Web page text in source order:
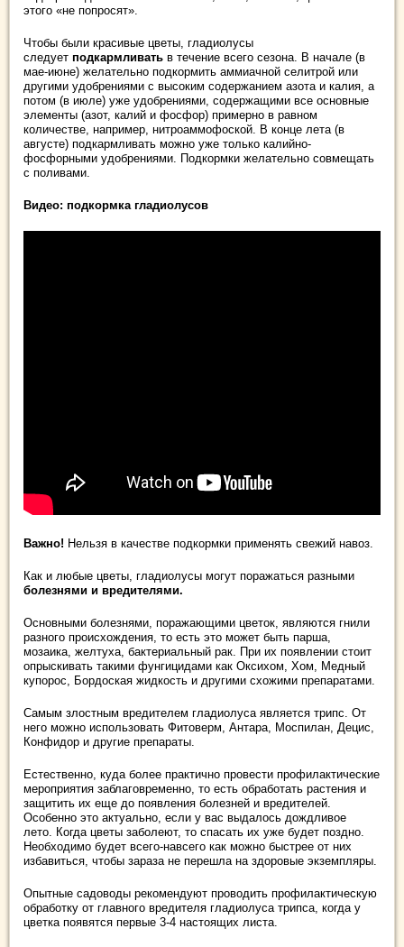
этого «не попросят».
Чтобы были красивые цветы, гладиолусы
следует подкармливать в течение всего сезона. В начале (в
мае-июне) желательно подкормить аммиачной селитрой или
другими удобрениями с высоким содержанием азота и калия, а
потом (в июле) уже удобрениями, содержащими все основные
элементы (азот, калий и фосфор) примерно в равном
количестве, например, нитроаммофоской. В конце лета (в
августе) подкармливать можно уже только калийно-
фосфорными удобрениями. Подкормки желательно совмещать
с поливами.
Видео: подкормка гладиолусов
Важно! Нельзя в качестве подкормки применять свежий навоз.
Как и любые цветы, гладиолусы могут поражаться разными
болезнями и вредителями.
Основными болезнями, поражающими цветок, являются гнили
разного происхождения, то есть это может быть парша,
мозаика, желтуха, бактериальный рак. При их появлении стоит
опрыскивать такими фунгицидами как Оксихом, Хом, Медный
купорос, Бордоская жидкость и другими схожими препаратами.
Самым злостным вредителем гладиолуса является трипс. От
него можно использовать Фитоверм, Антара, Моспилан, Децис,
Конфидор и другие препараты.
Естественно, куда более практично провести профилактические
мероприятия заблаговременно, то есть обработать растения и
защитить их еще до появления болезней и вредителей.
Особенно это актуально, если у вас выдалось дождливое
лето. Когда цветы заболеют, то спасать их уже будет поздно.
Необходимо будет всего-навсего как можно быстрее от них
избавиться, чтобы зараза не перешла на здоровые экземпляры.
Опытные садоводы рекомендуют проводить профилактическую
обработку от главного вредителя гладиолуса трипса, когда у
цветка появятся первые 3-4 настоящих листа.